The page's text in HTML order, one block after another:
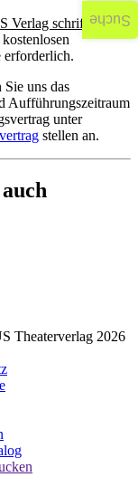
Verlag schriftlich
uns das
Aufführungszeitraum
unter
stellen an.
Theaterverlag 2026
Suche